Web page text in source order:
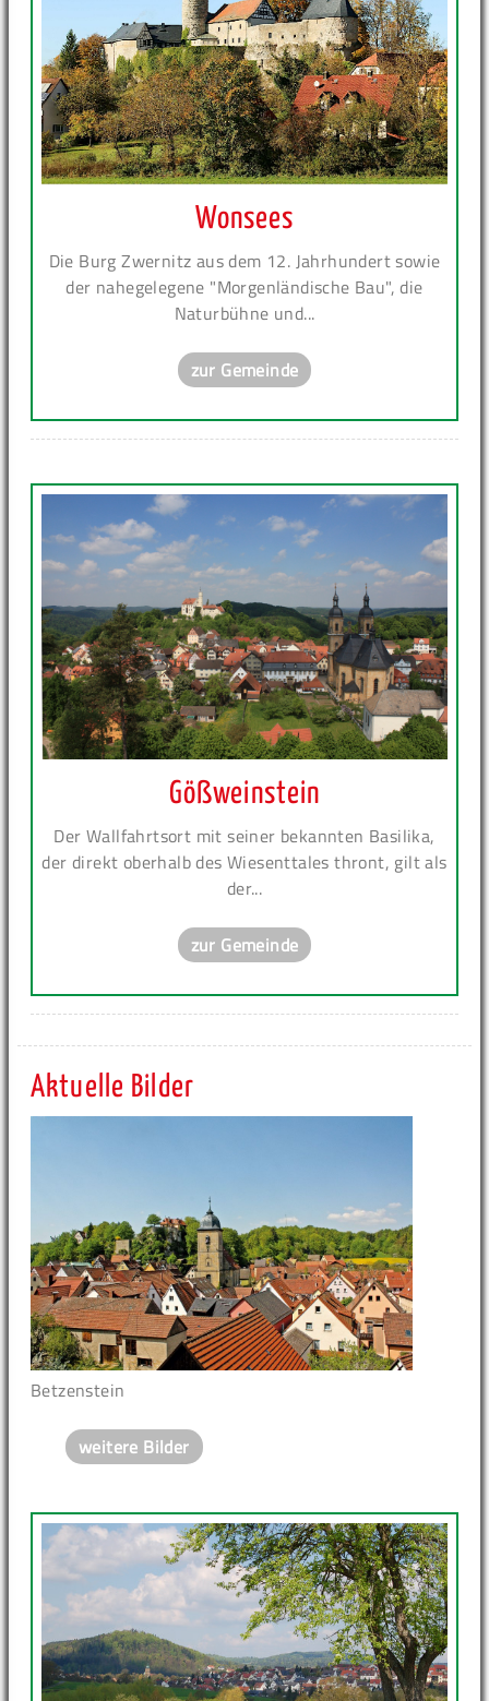
Wonsees
Die Burg Zwernitz aus dem 12. Jahrhundert sowie
der nahegelegene "Morgenländische Bau", die
Naturbühne und...
zur Gemeinde
Gößweinstein
Der Wallfahrtsort mit seiner bekannten Basilika,
der direkt oberhalb des Wiesenttales thront, gilt als
der...
zur Gemeinde
Aktuelle Bilder
Betzenstein
weitere Bilder